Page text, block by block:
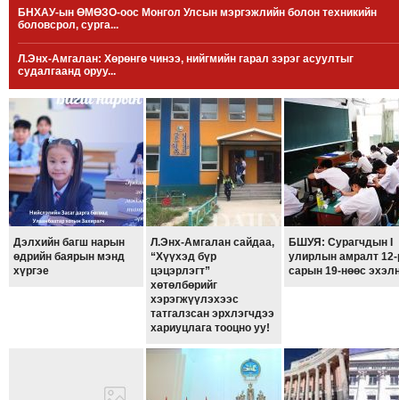
МЭДЭХҮЙ
ТЕХНОЛОГИ
ЭРДЭНЭТ
ҮЙЛДВЭРИЙН
ЭРГЭН
ТОЙРОНД
ХАВРЫН
ЧУУЛГАНЫ
ЭРГЭН
ТОЙРОНД
"ОУВС"-
ИЙН
БНХАУ-ын ӨМӨЗО-оос Монгол Улсын мэргэжлийн болон техникийн
боловсрол, сурга...
Л.Энх-Амгалан: Хөрөнгө чинээ, нийгмийн гарал зэрэг асуултыг
судалгаанд оруу...
Дэлхийн багш нарын
өдрийн баярын мэнд
хүргэе
Л.Энх-Амгалан сайдаа,
“Хүүхэд бүр
цэцэрлэгт”
хөтөлбөрийг
хэрэгжүүлэхээс
татгалзсан эрхлэгчдээ
хариуцлага тооцно уу!
БШУЯ: Сурагчдын I
улирлын амралт 12-
сарын 19-нөөс